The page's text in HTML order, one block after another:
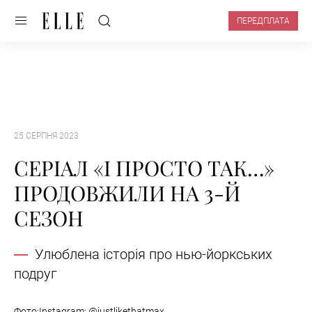
ПЕРЕДПЛАТА
25 СЕРПНЯ 2023
СЕРІАЛ «І ПРОСТО ТАК…»
ПРОДОВЖИЛИ НА 3-Й
СЕЗОН
Улюблена історія про нью-йоркських
подруг